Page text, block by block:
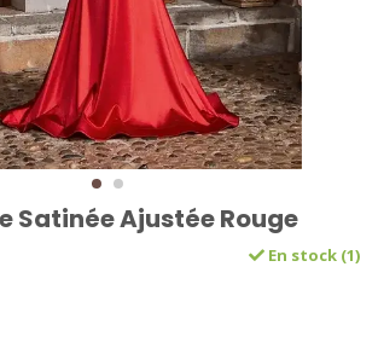
Satinée Ajustée Rouge
En stock (1)